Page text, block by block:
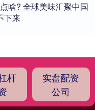
啥? 全球美味汇聚中国
下来
杆
实盘配资
公司